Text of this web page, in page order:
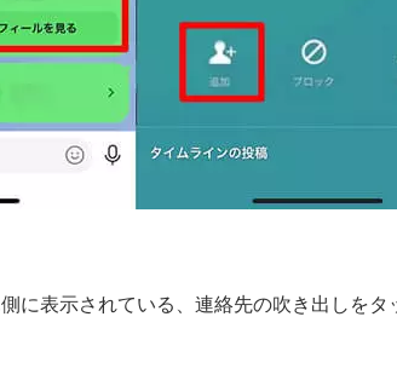
に表示されている、連絡先の吹き出しを